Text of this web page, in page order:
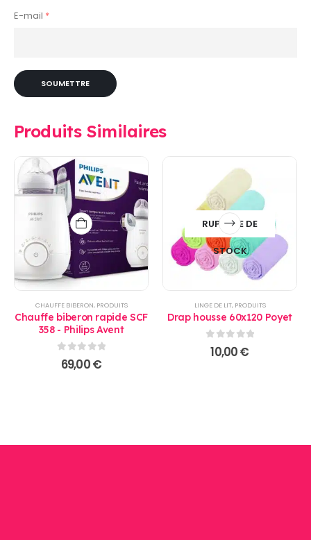
E-mail *
Produits Similaires
CHAUFFE BIBERON, PRODUITS
Chauffe biberon rapide SCF
358 - Philips Avent
0sur 5
69,00€
RUPTURE DE
STOCK
LINGE DE LIT, PRODUITS
Drap housse 60x120 Poyet
0sur 5
10,00€